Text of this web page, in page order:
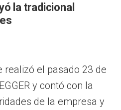
la tradicional
realizó el pasado 23 de
y contó con la
de la empresa y